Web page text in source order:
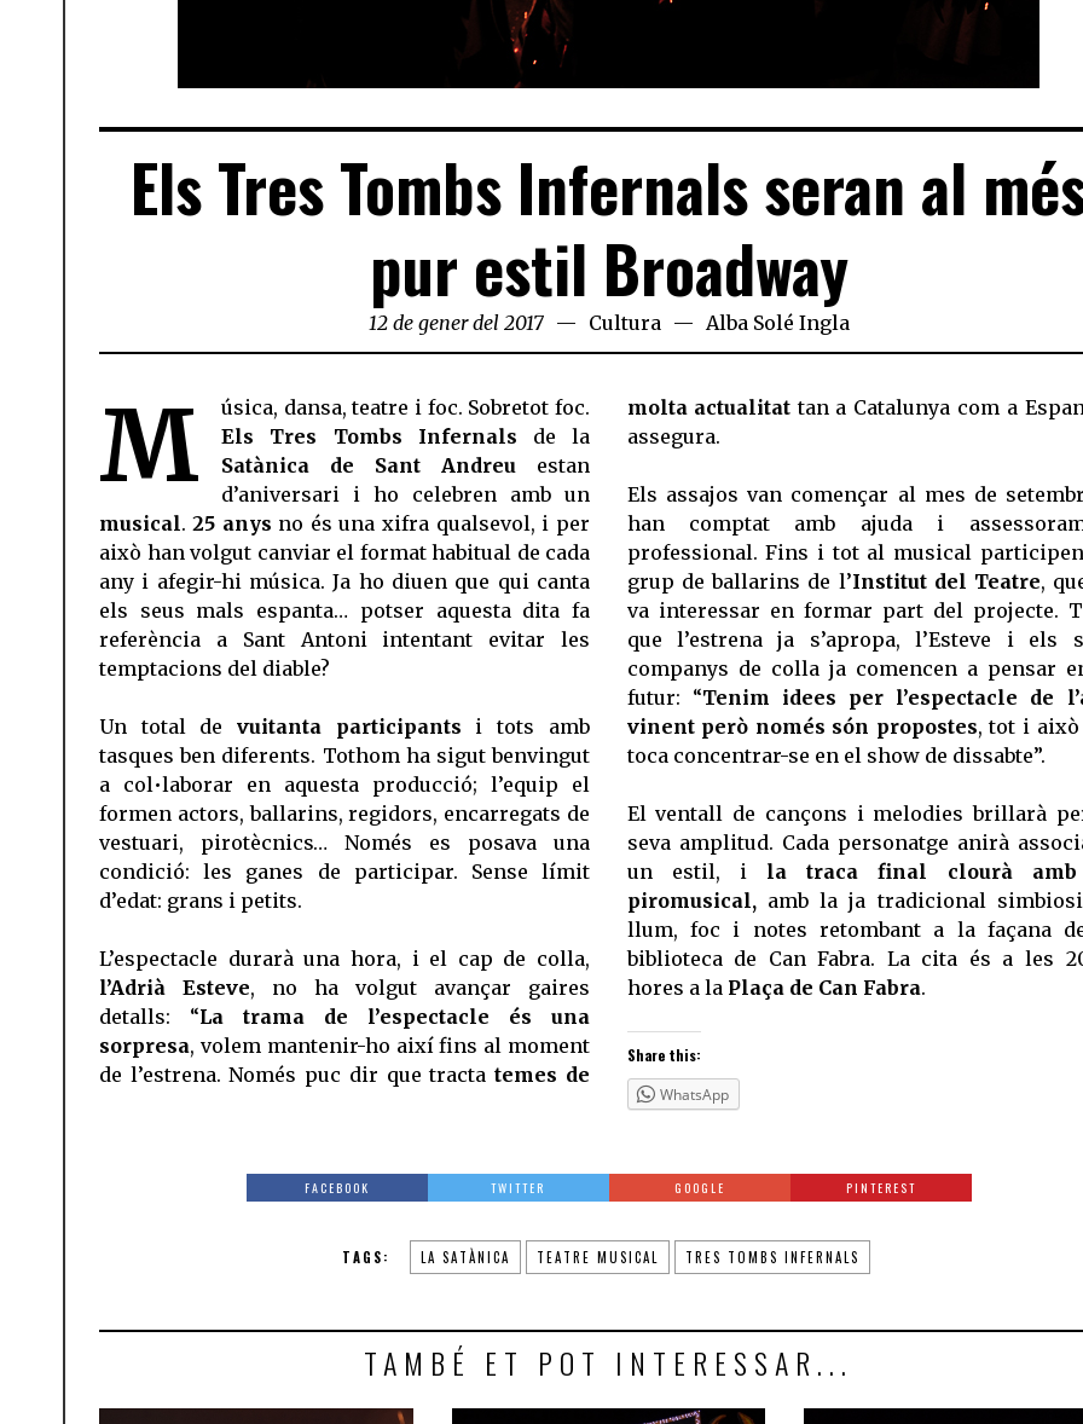
Els Tres Tombs Infernals seran al
pur estil Broadway
12 de gener del 2017 Cultura Alba Solé Ingla
M
úsica, dansa, teatre i foc. Sobretot foc.
Els Tres Tombs Infernals de la
Satànica de Sant Andreu estan
d’aniversari i ho celebren amb un
musical. 25 anys no és una xifra qualsevol, i per
això han volgut canviar el format habitual de cada
any i afegir-hi música. Ja ho diuen que qui canta
els seus mals espanta… potser aquesta dita fa
referència a Sant Antoni intentant evitar les
temptacions del diable?
Un total de vuitanta participants i tots amb
tasques ben diferents. Tothom ha sigut benvingut
a col•laborar en aquesta producció; l’equip el
formen actors, ballarins, regidors, encarregats de
vestuari, pirotècnics… Només es posava una
condició: les ganes de participar. Sense límit
d’edat: grans i petits.
L’espectacle durarà una hora, i el cap de colla,
l’Adrià Esteve, no ha volgut avançar gaires
detalls: “La trama de l’espectacle és una
sorpresa, volem mantenir-ho així fins al moment
de l’estrena. Només puc dir que tracta temes de
molta actualitattan a Catalunya com a
assegura.
Els assajos van començar al mes de
han comptat amb ajuda i
professional. Fins i tot al musical
grup de ballarins de l’Institut del Teatre,
va interessar en formar part del projecte.
que l’estrena ja s’apropa, l’Esteve i els
companys de colla ja comencen a pensar
futur: “Tenim idees per l’espectacle de
vinent però només són propostes, tot i això
toca concentrar-se en el show de dissabte”.
El ventall de cançons i melodies brillarà
seva amplitud. Cada personatge anirà
un estil, i la traca final clourà
piromusical, amb la ja tradicional
llum, foc i notes retombant a la façana
biblioteca de Can Fabra. La cita és a les
hores a la Plaça de Can Fabra.
Share this:
WhatsApp
FACEBOOK TWITTER GOOGLE PINTEREST
TAGS: LA SATÀNICA TEATRE MUSICAL TRES TOMBS INFERNALS
TAMBÉ ET POT INTERESSAR...